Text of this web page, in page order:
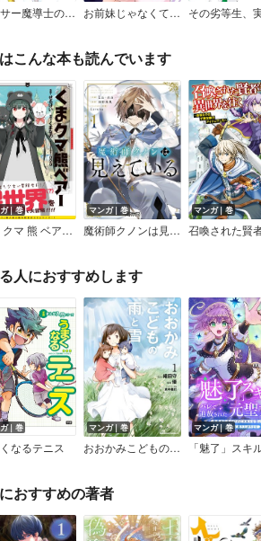
アラサー魔導士の辺境湖畔暮らし【電子書籍限定書き下ろしSS付き】 お前妹じゃなくて許嫁だったのかよ！？
こんな本も読んでいます
｜巻
くま クマ 熊 ベアー（コミック）
マンガ｜巻
魔術師クノンは見えている
マンガ｜巻
人におすすめします
｜巻
なるテニス
マンガ｜巻
おおかみこどもの雨と雪
マンガ｜巻
おすすめの著者